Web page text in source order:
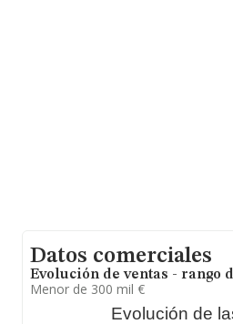
Datos comerciales
Evolución de ventas - rango
Menor de 300 mil €
Evolución de